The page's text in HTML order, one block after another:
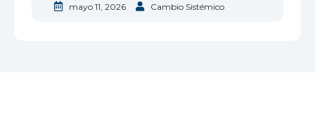
mayo 11, 2026 Cambio Sistémico